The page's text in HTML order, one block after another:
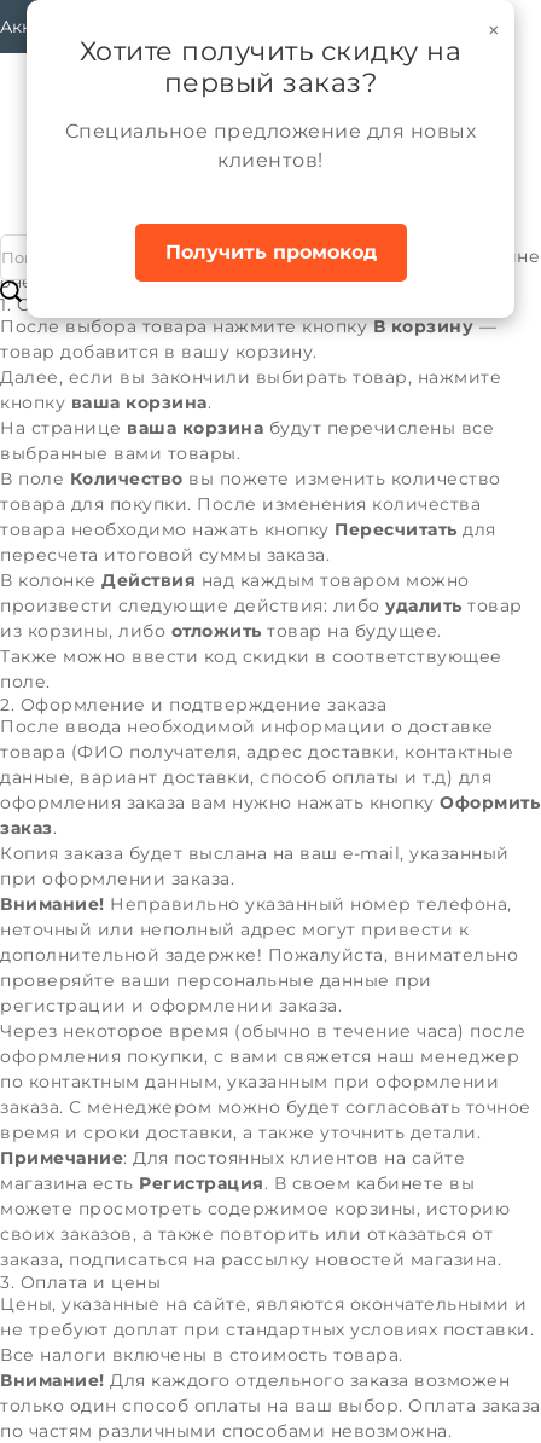
Аккаунт
Процедура покупки товара в нашем Интернет-магазине
очень проста и состоит из нескольких шагов.
1. Оформление заказа
После выбора товара нажмите кнопкуВ корзину—
товар добавится в вашу корзину.
Далее, если вы закончили выбирать товар, нажмите
кнопку ваша корзина.
На странице ваша корзина будут перечислены все
выбранные вами товары.
В поле Количество вы пожете изменить количество
товара для покупки. После изменения количества
товара необходимо нажать кнопку Пересчитать для
пересчета итоговой суммы заказа.
В колонке Действия над каждым товаром можно
произвести следующие действия: либо удалить товар
из корзины, либо отложить товар на будущее.
Также можно ввести код скидки в соответствующее
поле.
2. Оформление и подтверждение заказа
После ввода необходимой информации о доставке
товара (ФИО получателя, адрес доставки, контактные
данные, вариант доставки, способ оплаты и т.д) для
оформления заказа вам нужно нажать кнопку Оформить
заказ.
Копия заказа будет выслана на ваш e-mail, указанный
при оформлении заказа.
Внимание! Неправильно указанный номер телефона,
неточный или неполный адрес могут привести к
дополнительной задержке! Пожалуйста, внимательно
проверяйте ваши персональные данные при
регистрации и оформлении заказа.
Через некоторое время (обычно в течение часа) после
оформления покупки, с вами свяжется наш менеджер
по контактным данным, указанным при оформлении
заказа. С менеджером можно будет согласовать точное
время и сроки доставки, а также уточнить детали.
Примечание: Для постоянных клиентов на сайте
магазина есть Регистрация. В своем кабинете вы
можете просмотреть содержимое корзины, историю
своих заказов, а также повторить или отказаться от
заказа, подписаться на рассылку новостей магазина.
3. Оплата и цены
Цены, указанные на сайте, являются окончательными и
не требуют доплат при стандартных условиях поставки.
Все налоги включены в стоимость товара.
Внимание! Для каждого отдельного заказа возможен
только один способ оплаты на ваш выбор. Оплата заказа
по частям различными способами невозможна.
×
Хотите получить скидку на
первый заказ?
Специальное предложение для новых
клиентов!
Получить промокод